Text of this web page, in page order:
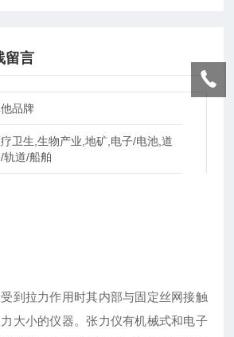
留言
品牌
疗卫生,生物产业,地矿,电子/电池,道
轨道/船舶
到拉力作用时其内部与固定丝网接触
大小的仪器。张力仪有机械式和电子